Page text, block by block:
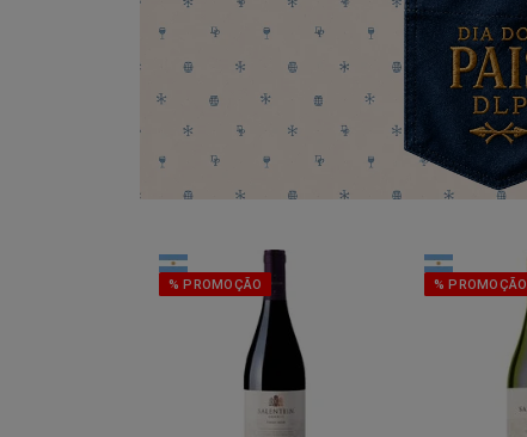
% PROMOÇÃO % PROMOÇÃO